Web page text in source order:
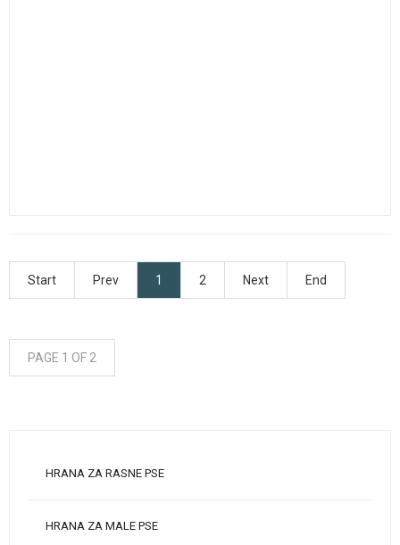
Start Prev 1 2 Next End
PAGE 1 OF 2
HRANA ZA RASNE PSE
HRANA ZA MALE PSE